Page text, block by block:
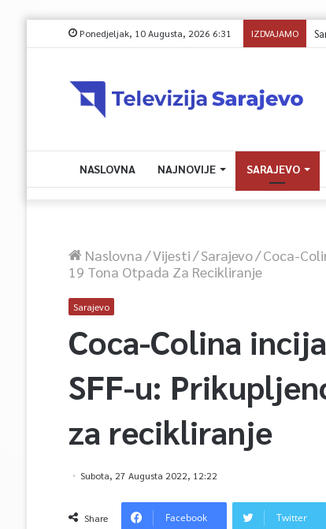
Ponedjeljak, 10 Augusta, 2026 6:31 IZDVAJAMO
NASLOVNA NAJNOVIJE SARAJEVO
Naslovna/Vijesti/Sarajevo/Coca-
19 Tona Otpada Za Recikliranje
Sarajevo
Coca-Colina
SFF-u:
za recikliranje
Subota, 27 Augusta 2022, 12:22
Share Facebook Twitter